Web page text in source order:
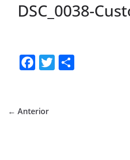
DSC_0038-
F
e
T
← Anterior